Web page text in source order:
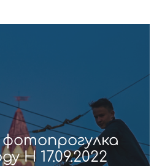
Н 17.09.2022